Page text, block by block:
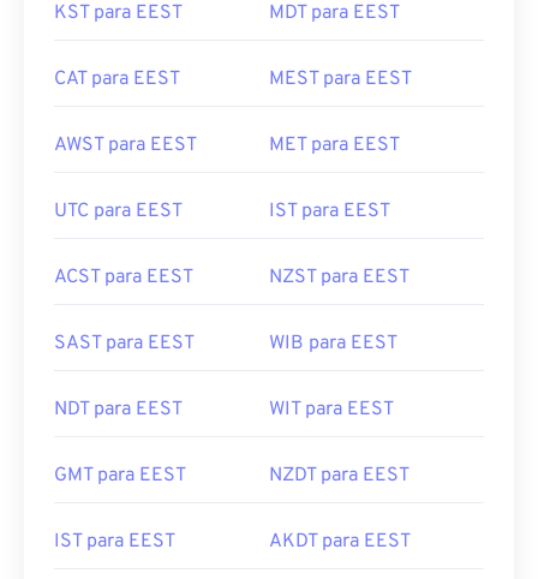
KST para EEST MDT para EEST
CAT para EEST MEST para EEST
AWST para EEST MET para EEST
UTC para EEST IST para EEST
ACST para EEST NZST para EEST
SAST para EEST WIB para EEST
NDT para EEST WIT para EEST
GMT para EEST NZDT para EEST
IST para EEST AKDT para EEST